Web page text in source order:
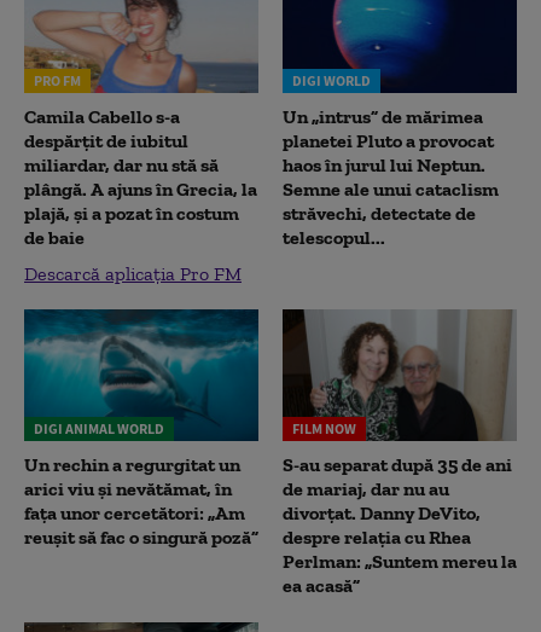
PRO FM
Camila Cabello s-a
despărțit de iubitul
miliardar, dar nu stă să
plângă. A ajuns în Grecia, la
plajă, și a pozat în costum
de baie
Descarcă aplicația Pro FM
DIGI WORLD
Un „intrus” de mărimea
planetei Pluto a provocat
haos în jurul lui Neptun.
Semne ale unui cataclism
străvechi, detectate de
telescopul...
DIGI ANIMAL WORLD
Un rechin a regurgitat un
arici viu și nevătămat, în
fața unor cercetători: „Am
reușit să fac o singură poză”
FILM NOW
S-au separat după 35 de ani
de mariaj, dar nu au
divorțat. Danny DeVito,
despre relația cu Rhea
Perlman: „Suntem mereu la
ea acasă”